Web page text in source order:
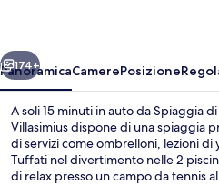
Avanti
174+
PanoramicaCamerePosizione
A soli 15 minuti in auto da Spiaggia
Villasimius dispone di una spiaggia
di servizi come ombrelloni, lezioni di
Tuffati nel divertimento nelle 2
di relax presso un campo da tennis